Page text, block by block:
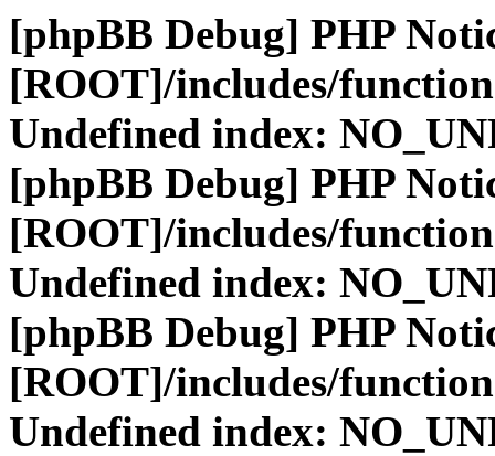
[phpBB Debug] PHP
[ROOT]/includes/
Undefined index:
[phpBB Debug] PHP
[ROOT]/includes/
Undefined index:
[phpBB Debug] PHP
[ROOT]/includes/
Undefined index: